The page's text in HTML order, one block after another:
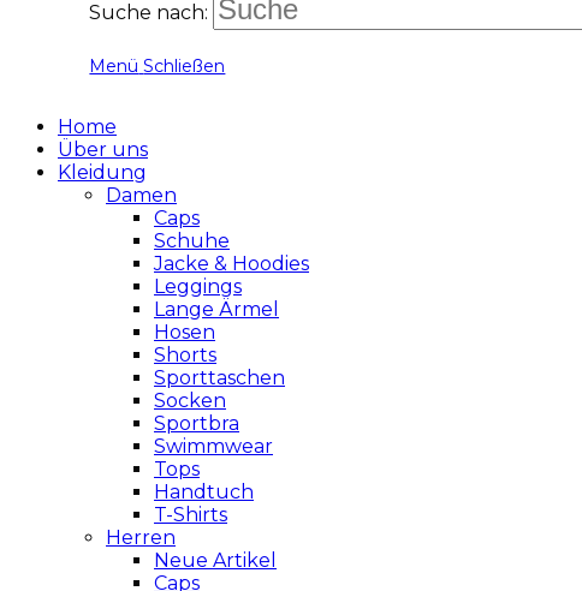
Suche nach:
Menü Schließen
Home
Über uns
Kleidung
Damen
Caps
Schuhe
Jacke & Hoodies
Leggings
Lange Ärmel
Hosen
Shorts
Sporttaschen
Socken
Sportbra
Swimmwear
Tops
Handtuch
T-Shirts
Herren
Neue Artikel
Caps